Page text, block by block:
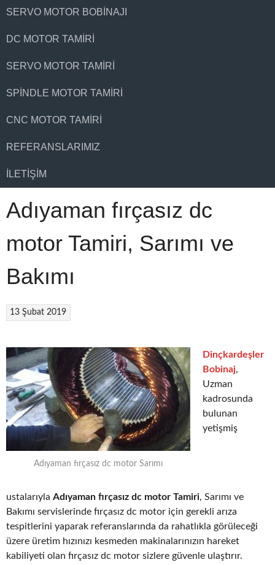
SERVO MOTOR BOBINAJI
DC MOTOR TAMIRI
SERVO MOTOR TAMIRI
SPINDLE MOTOR TAMIRI
CNC MOTOR TAMIRI
REFERANSLARIMIZ
İLETIŞIM
Adıyaman fırçasız dc
motor Tamiri, Sarımı ve
Bakımı
13 Şubat 2019
Adıyaman fırçasız dc motor Sarımı
Dinçkardeşler
Bobinaj,
Uzman
kadrosunda
bulunan
yetişmiş
ustalarıyla Adıyaman fırçasız dc motor Tamiri, Sarımı ve
Bakımı servislerinde fırçasız dc motor için gerekli arıza
tespitlerini yaparak referanslarında da rahatlıkla görüleceği
üzere üretim hızınızı kesmeden makinalarınızın hareket
kabiliyeti olan fırçasız dc motor sizlere güvenle ulaştırır.